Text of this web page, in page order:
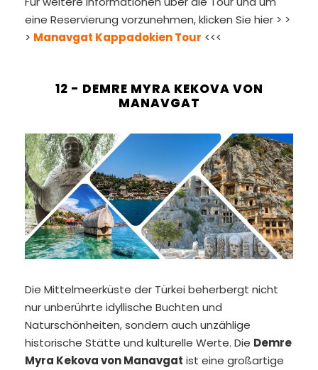
eine Reservierung vorzunehmen, klicken Sie hier > >
> Manavgat Kappadokien Tour <<<
12 - DEMRE MYRA KEKOVA VON
MANAVGAT
Die Mittelmeerküste der Türkei beherbergt nicht
nur unberührte idyllische Buchten und
Naturschönheiten, sondern auch unzählige
historische Stätte und kulturelle Werte. Die Demre
Myra Kekova von Manavgat ist eine großartige